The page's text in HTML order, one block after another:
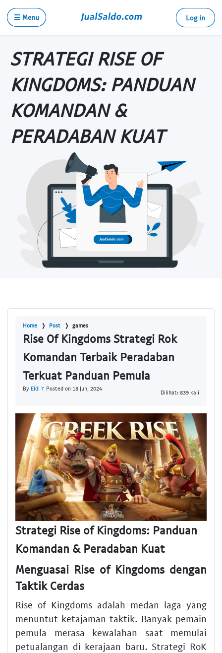
☰ Menu Log in
STRATEGI RISE OF
KINGDOMS: PANDUAN
KOMANDAN &
PERADABAN KUAT
Home Post games
Rise Of Kingdoms Strategi Rok
Komandan Terbaik Peradaban
Terkuat Panduan Pemula
By Eldi Y Posted on 18 Jun, 2024
Dilihat: 839 kali
Strategi Rise of Kingdoms: Panduan
Komandan & Peradaban Kuat
Menguasai Rise of Kingdoms dengan
Taktik Cerdas
Rise of Kingdoms adalah medan laga yang
menuntut ketajaman taktik. Banyak pemain
pemula merasa kewalahan saat memulai
petualangan di kerajaan baru. Strategi RoK